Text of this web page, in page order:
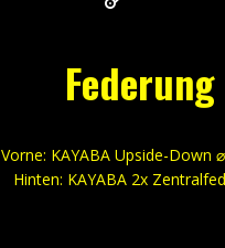
Federung
Vorne: KAYABA Upside-Down
Hinten: KAYABA 2x